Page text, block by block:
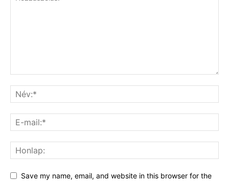
Save my name, email, and website in this browser for the